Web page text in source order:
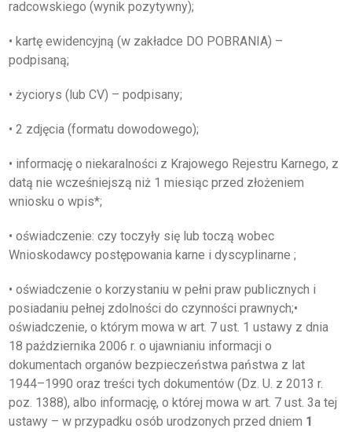
GALERIA
KONTAKT
PRAWNYCH
radcowskiego (wynik pozytywny);
• kartę ewidencyjną (w zakładce DO POBRANIA) –
podpisaną;
• życiorys (lub CV) – podpisany;
• 2 zdjęcia (formatu dowodowego);
• informację o niekaralności z Krajowego Rejestru Karnego, z
datą nie wcześniejszą niż 1 miesiąc przed złożeniem
wniosku o wpis*;
• oświadczenie: czy toczyły się lub toczą wobec
Wnioskodawcy postępowania karne i dyscyplinarne ;
• oświadczenie o korzystaniu w pełni praw publicznych i
posiadaniu pełnej zdolności do czynności prawnych;•
oświadczenie, o którym mowa w art. 7 ust. 1 ustawy z dnia
18 października 2006 r. o ujawnianiu informacji o
dokumentach organów bezpieczeństwa państwa z lat
1944–1990 oraz treści tych dokumentów (Dz. U. z 2013 r.
poz. 1388), albo informację, o której mowa w art. 7 ust. 3a tej
ustawy – w przypadku osób urodzonych przed dniem 1